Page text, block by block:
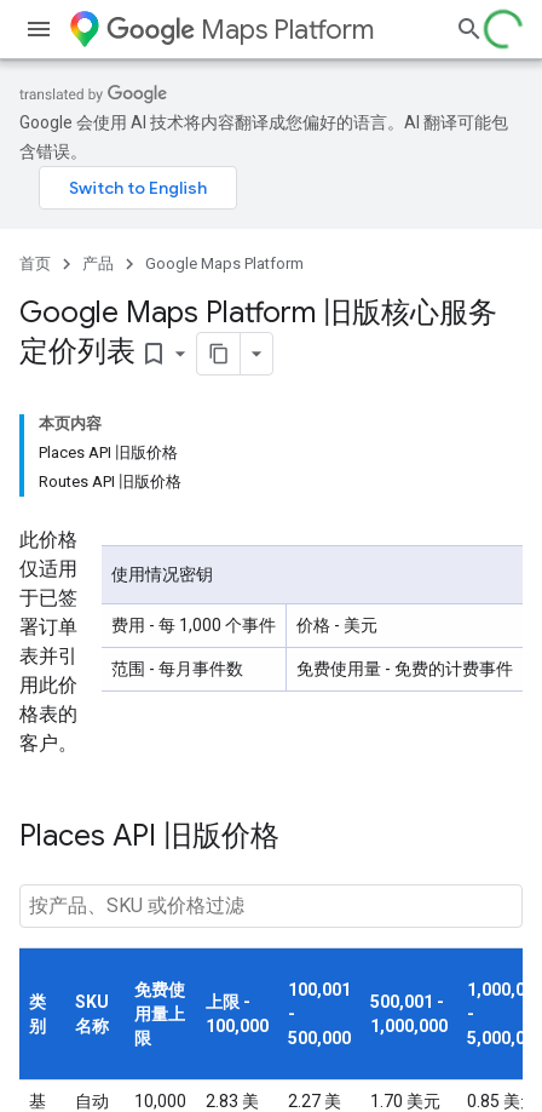
Maps Platform
Google 会使用 AI 技术将内容翻译成您偏好的语言。AI 翻译可能包
含错误。
首页 产品 Google Maps Platform
Google Maps Platform 旧版核心服务
定价列表 bookmark_border
本页内容
Places API 旧版价格
Routes API 旧版价格
使用情况密钥
费用 - 每 1,000 个事件 价格 - 美元
范围 - 每月事件数 免费使用量 - 免费的计费事件
此价格
仅适用
于已签
署订单
表并引
用此价
格表的
客户。
Places API 旧版价格
类
别
SKU
名称
免费使
用量上
限
上限 -
100,000
100,001
-
500,000
500,001 -
1,000,000
-
基
自动
10,000
2.83 美
2.27 美
1.70 美元 0.85 美元